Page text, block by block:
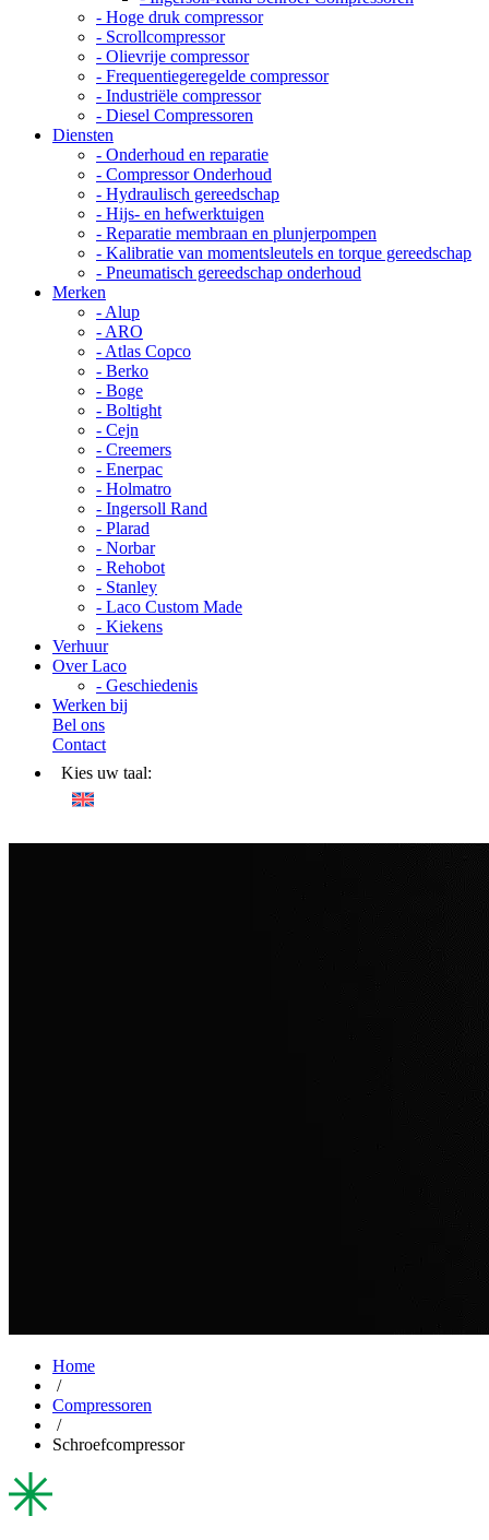
- Hoge druk compressor
- Scrollcompressor
- Olievrije compressor
- Frequentiegeregelde compressor
- Industriële compressor
- Diesel Compressoren
Diensten
- Onderhoud en reparatie
- Compressor Onderhoud
- Hydraulisch gereedschap
- Hijs- en hefwerktuigen
- Reparatie membraan en plunjerpompen
- Kalibratie van momentsleutels en torque gereedschap
- Pneumatisch gereedschap onderhoud
Merken
- Alup
- ARO
- Atlas Copco
- Berko
- Boge
- Boltight
- Cejn
- Creemers
- Enerpac
- Holmatro
- Ingersoll Rand
- Plarad
- Norbar
- Rehobot
- Stanley
- Laco Custom Made
- Kiekens
Verhuur
Over Laco
- Geschiedenis
Werken bij
Bel ons
Contact
Kies uw taal:
Home
/
Compressoren
/
Schroefcompressor